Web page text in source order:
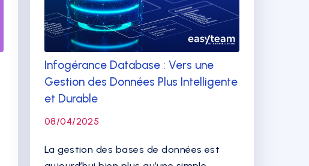
Infogérance Database : Vers une
Gestion des Données Plus Intelligente
et Durable
08/04/2025
La gestion des bases de données est